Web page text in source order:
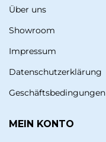
Über uns
Showroom
Impressum
Datenschutzerklärung
Geschäftsbedingungen
MEIN KONTO